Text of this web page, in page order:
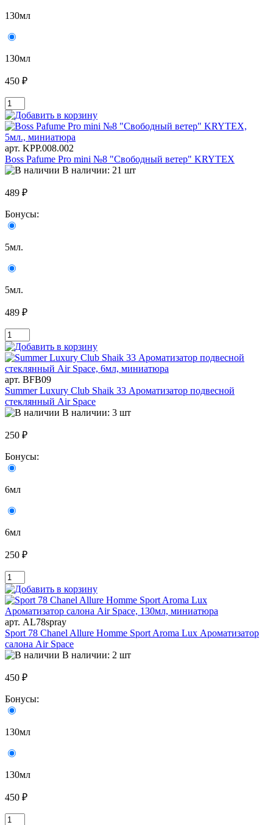
130мл
130мл
450 ₽
арт. KРР.008.002
Boss Pafume Pro mini №8 "Свободный ветер" KRYTEX
В наличии: 21 шт
489 ₽
Бонусы:
5мл.
5мл.
489 ₽
арт. BFB09
Summer Luxury Club Shaik 33 Ароматизатор подвесной
стеклянный Air Space
В наличии: 3 шт
250 ₽
Бонусы:
6мл
6мл
250 ₽
арт. AL78spray
Sport 78 Chanel Allure Homme Sport Aroma Lux Ароматизатор
салона Air Space
В наличии: 2 шт
450 ₽
Бонусы:
130мл
130мл
450 ₽